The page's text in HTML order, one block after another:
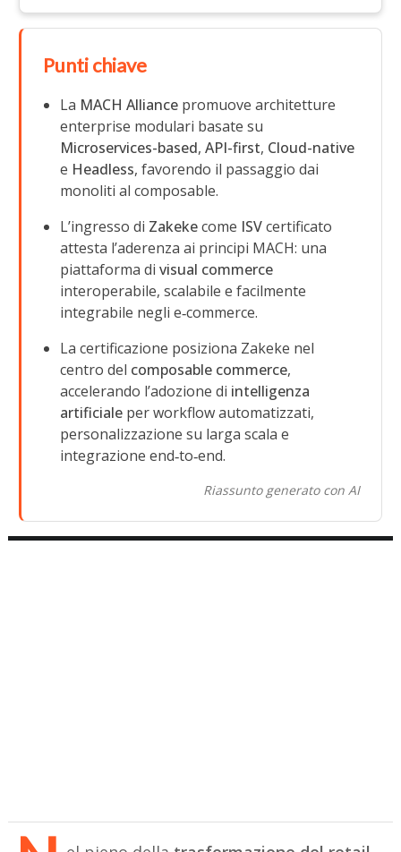
Punti chiave
La MACH Alliance promuove architetture
enterprise modulari basate su
Microservices-based,API-first, Cloud-native
e Headless, favorendo il passaggio dai
monoliti al composable.
L’ingresso di Zakekecome ISVcertificato
attesta l’aderenza ai principi MACH: una
piattaforma divisual commerce
interoperabile, scalabile e facilmente
integrabile negli e‑commerce.
La certificazione posiziona Zakeke nel
centro del composable commerce,
accelerando l’adozione di intelligenza
artificiale per workflow automatizzati,
personalizzazione su larga scala e
integrazione end‑to‑end.
Riassunto generato con AI